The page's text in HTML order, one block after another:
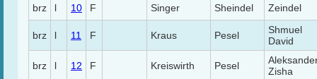
brz
l 10 F Singer Sheindel Zeindel
brz l 11 F Kraus Pesel
Shmuel
David
brz l 12 F Kreiswirth Pesel
Zisha